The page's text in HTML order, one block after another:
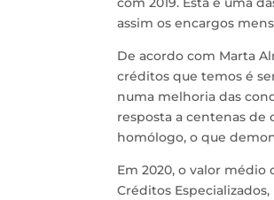
assim os encargos
De acordo com Marta
créditos que temos é
numa melhoria das
resposta a centenas de
homólogo, o que
Em 2020, o valor médio
Créditos